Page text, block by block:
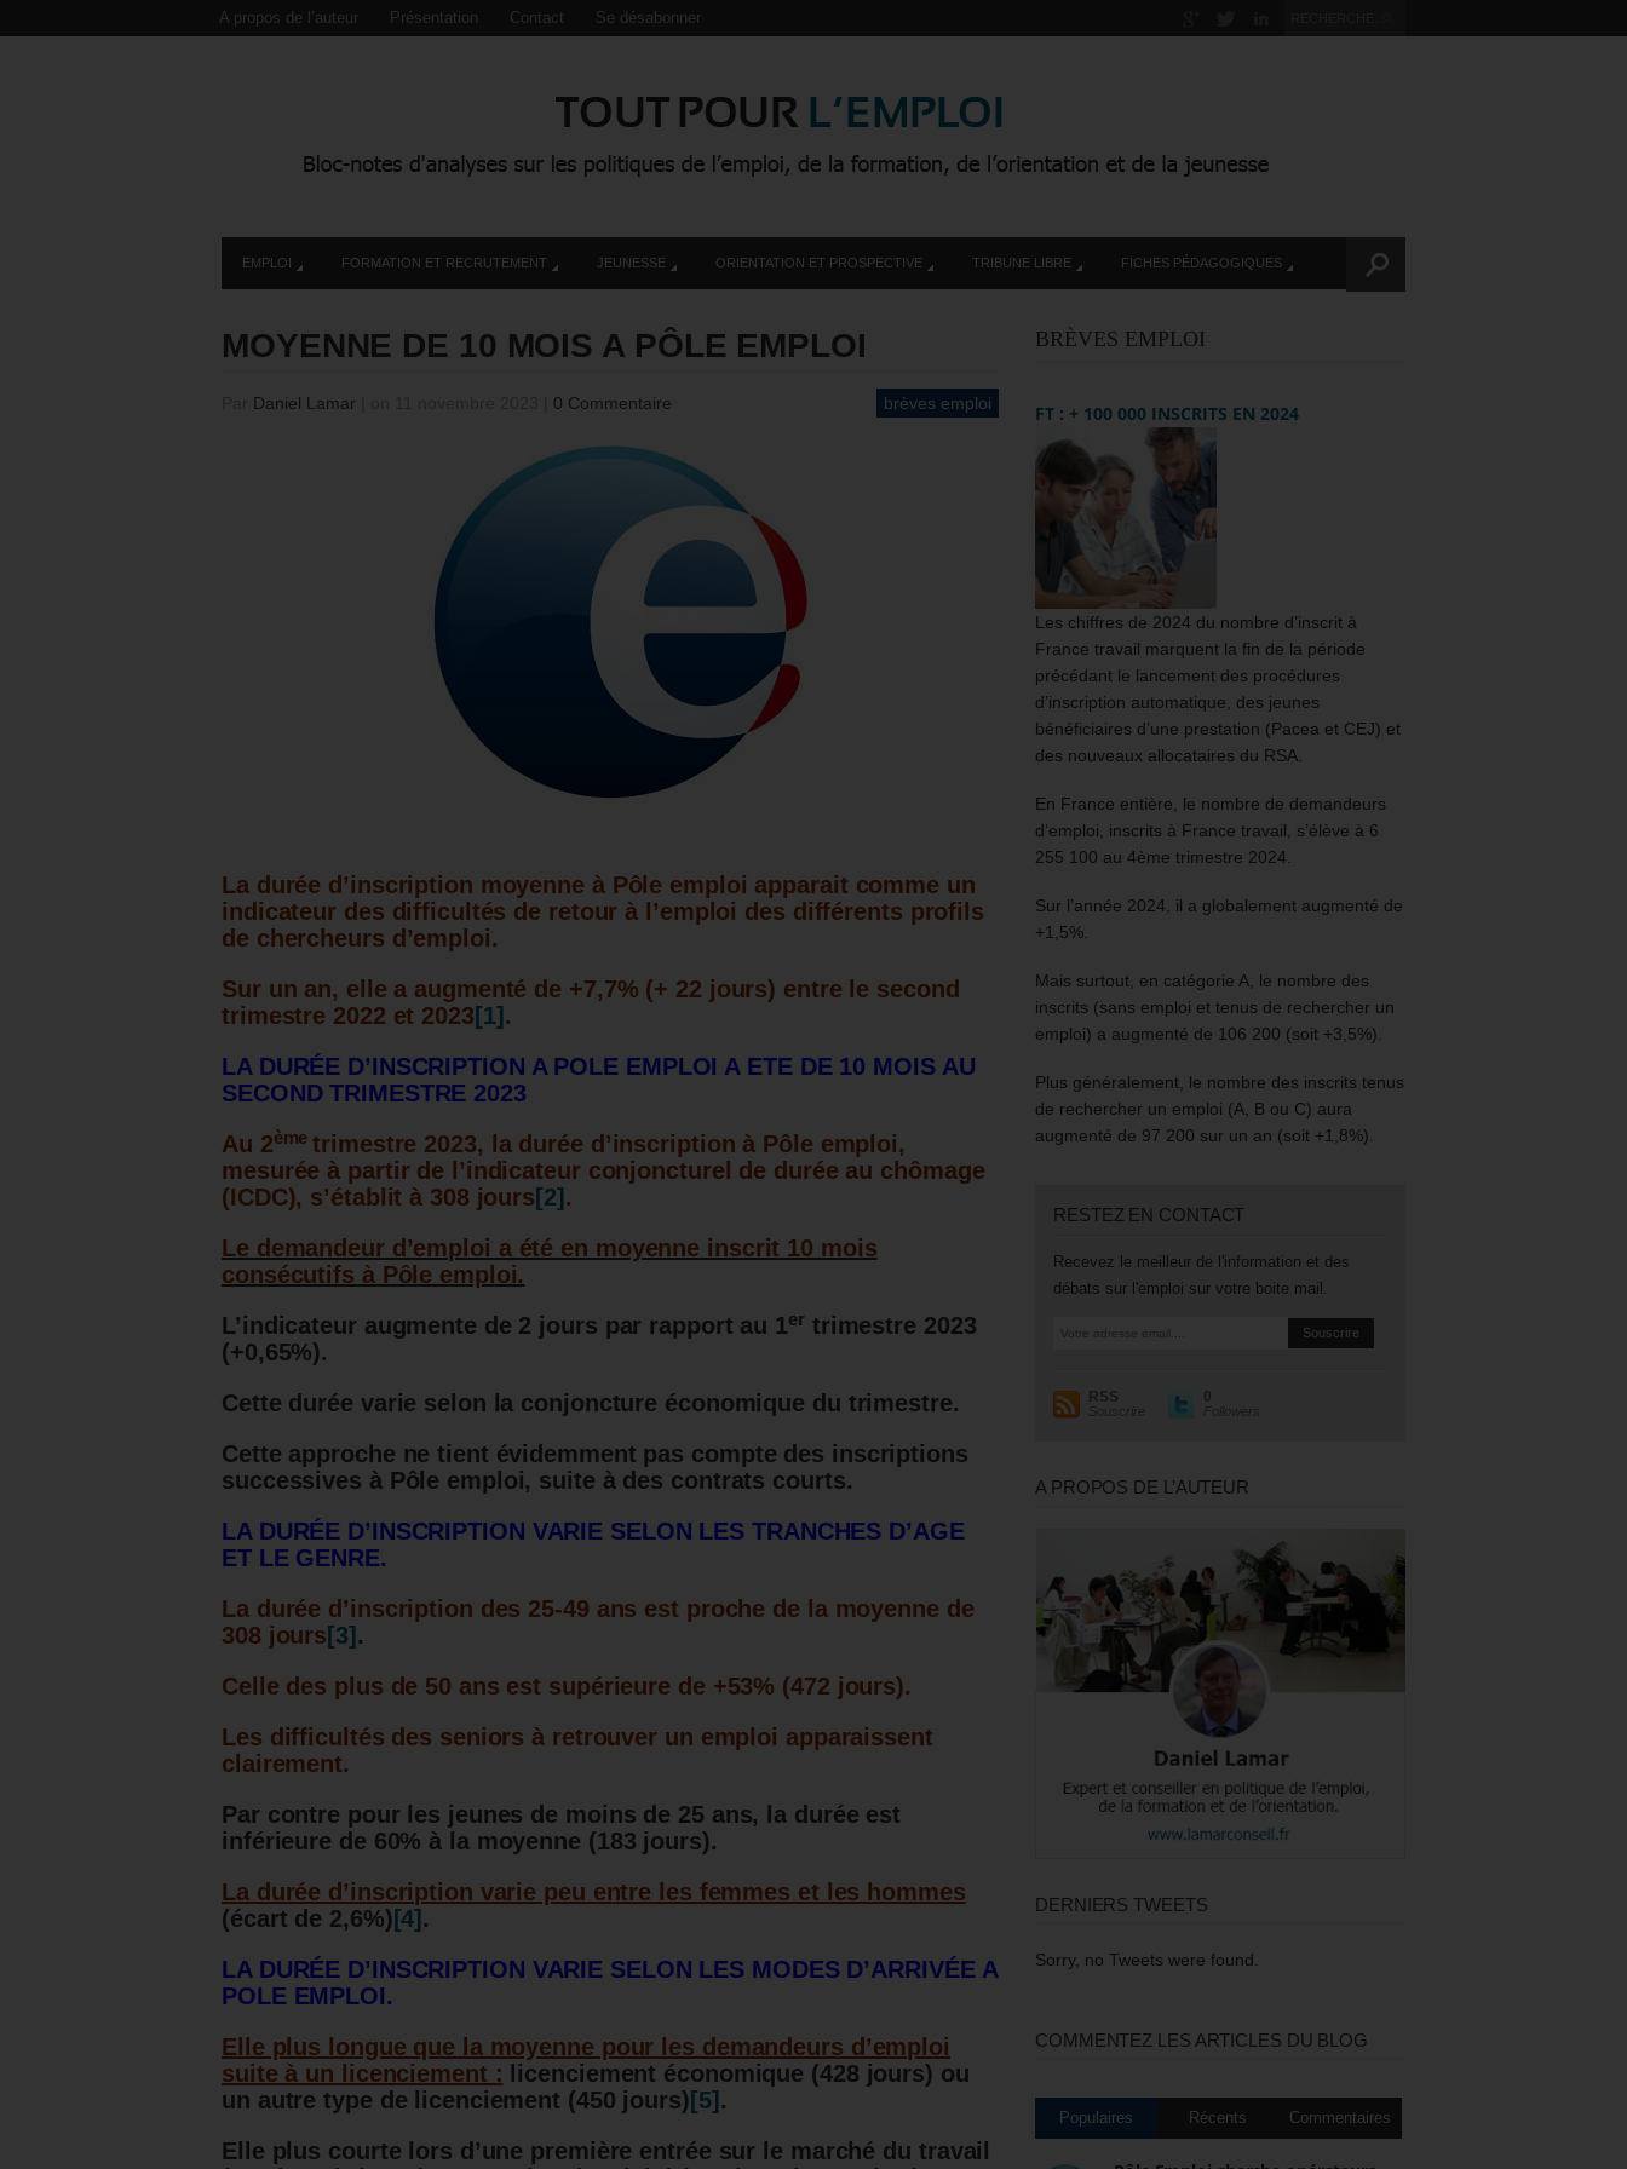
A propos de l’auteur Présentation Contact Se désabonner
EMPLOI FORMATION ET RECRUTEMENT JEUNESSE ORIENTATION ET PROSPECTIVE TRIBUNE LIBRE FICHES PÉDAGOGIQUES
MOYENNE DE 10 MOIS A PÔLE EMPLOI
Daniel Lamar 0 Commentaire brèves emploi
La durée d’inscription moyenne à Pôle emploi apparait comme un
indicateur des difficultés de retour à l’emploi des différents profils
de chercheurs d’emploi.
Sur un an, elle a augmenté de +7,7% (+ 22 jours) entre le second
trimestre 2022 et 2023 [1] .
LA DURÉE D’INSCRIPTION A POLE EMPLOI A ETE DE 10 MOIS AU
SECOND TRIMESTRE 2023
Au 2èmetrimestre 2023, la durée d’inscription à Pôle emploi,
mesurée à partir de l’indicateur conjoncturel de durée au chômage
(ICDC), s’établit à 308 jours [2] .
Le demandeur d’emploi a été en moyenne inscrit 10 mois
consécutifs à Pôle emploi.
L’indicateur augmente de 2 jours par rapport au 1ertrimestre 2023
(+0,65%).
Cette durée varie selon la conjoncture économique du trimestre.
Cette approche ne tient évidemment pas compte des inscriptions
successives à Pôle emploi, suite à des contrats courts.
LA DURÉE D’INSCRIPTION VARIE SELON LES TRANCHES D’AGE
ET LE GENRE.
La durée d’inscription des 25-49 ans est proche de la moyenne de
308 jours [3] .
Celle des plus de 50 ans est supérieure de +53% (472 jours).
Les difficultés des seniors à retrouver un emploi apparaissent
clairement.
Par contre pour les jeunes de moins de 25 ans, la durée est
inférieure de 60% à la moyenne (183 jours).
La durée d’inscription varie peu entre les femmes et les hommes
(écart de 2,6%) [4] .
LA DURÉE D’INSCRIPTION VARIE SELON LES MODES D’ARRIVÉE A
POLE EMPLOI.
Elle plus longue que la moyenne pour les demandeurs d’emploi
suite à un licenciement :
licenciement économique (428 jours) ou
un autre type de licenciement (450 jours) [5] .
Elle plus courte lors d’une première entrée sur le marché du travail
BRÈVES EMPLOI
FT : + 100 000 INSCRITS EN 2024
Les chiffres de 2024 du nombre d’inscrit à
France travail marquent la fin de la période
précédant le lancement des procédures
d’inscription automatique, des jeunes
bénéficiaires d’une prestation (Pacea et CEJ) et
des nouveaux allocataires du RSA.
En France entière, le nombre de demandeurs
d’emploi, inscrits à France travail, s’élève à 6
255 100 au 4ème trimestre 2024.
Sur l’année 2024, il a globalement augmenté de
+1,5%.
Mais surtout, en catégorie A, le nombre des
inscrits (sans emploi et tenus de rechercher un
emploi) a augmenté de 106 200 (soit +3,5%).
Plus généralement, le nombre des inscrits tenus
de rechercher un emploi (A, B ou C) aura
augmenté de 97 200 sur un an (soit +1,8%).
RESTEZ EN CONTACT
Recevez le meilleur de l'information et des
débats sur l'emploi sur votre boite mail.
RSS
Souscrire
0
Followers
A PROPOS DE L’AUTEUR
DERNIERS TWEETS
Sorry, no Tweets were found.
COMMENTEZ LES ARTICLES DU BLOG
Populaires Récents Commentaires